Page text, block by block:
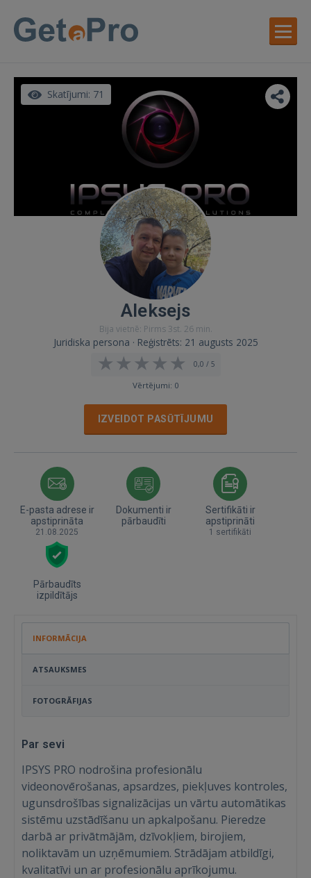
Skatījumi: 71
Aleksejs
Bija vietnē: Pirms 3st. 26 min.
Juridiska persona · Reģistrēts: 21 augusts 2025
0,0 / 5
Vērtējumi: 0
IZVEIDOT PASŪTĪJUMU
E-pasta adrese ir
apstiprināta
21.08.2025
Dokumenti ir
pārbaudīti
Sertifikāti ir
apstiprināti
1 sertifikāti
Pārbaudīts
izpildītājs
INFORMĀCIJA
ATSAUKSMES
FOTOGRĀFIJAS
Par sevi
IPSYS PRO nodrošina profesionālu
videonovērošanas, apsardzes, piekļuves kontroles,
ugunsdrošības signalizācijas un vārtu automātikas
sistēmu uzstādīšanu un apkalpošanu. Pieredze
darbā ar privātmājām, dzīvokļiem, birojiem,
noliktavām un uzņēmumiem. Strādājam atbildīgi,
kvalitatīvi un ar profesionālu aprīkojumu.